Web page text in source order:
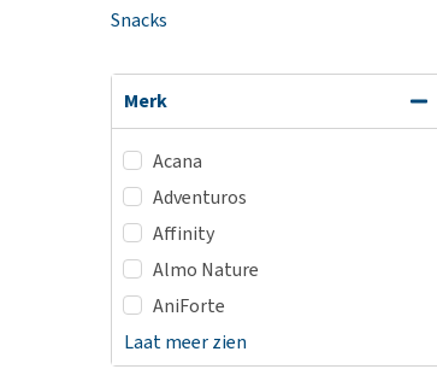
Snacks
Merk
Acana
Adventuros
Affinity
Almo Nature
AniForte
Laat meer zien